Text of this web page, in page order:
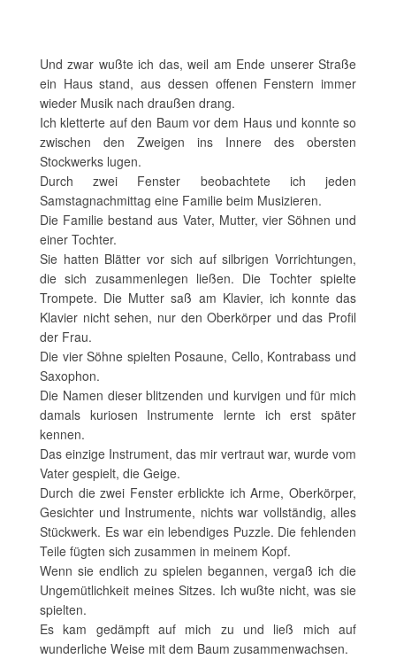
Und zwar wußte ich das, weil am Ende unserer Straße
ein Haus stand, aus dessen offenen Fenstern immer
wieder Musik nach draußen drang.
Ich kletterte auf den Baum vor dem Haus und konnte so
zwischen den Zweigen ins Innere des obersten
Stockwerks lugen.
Durch zwei Fenster beobachtete ich jeden
Samstagnachmittag eine Familie beim Musizieren.
Die Familie bestand aus Vater, Mutter, vier Söhnen und
einer Tochter.
Sie hatten Blätter vor sich auf silbrigen Vorrichtungen,
die sich zusammenlegen ließen. Die Tochter spielte
Trompete. Die Mutter saß am Klavier, ich konnte das
Klavier nicht sehen, nur den Oberkörper und das Profil
der Frau.
Die vier Söhne spielten Posaune, Cello, Kontrabass und
Saxophon.
Die Namen dieser blitzenden und kurvigen und für mich
damals kuriosen Instrumente lernte ich erst später
kennen.
Das einzige Instrument, das mir vertraut war, wurde vom
Vater gespielt, die Geige.
Durch die zwei Fenster erblickte ich Arme, Oberkörper,
Gesichter und Instrumente, nichts war vollständig, alles
Stückwerk. Es war ein lebendiges Puzzle. Die fehlenden
Teile fügten sich zusammen in meinem Kopf.
Wenn sie endlich zu spielen begannen, vergaß ich die
Ungemütlichkeit meines Sitzes. Ich wußte nicht, was sie
spielten.
Es kam gedämpft auf mich zu und ließ mich auf
wunderliche Weise mit dem Baum zusammenwachsen.